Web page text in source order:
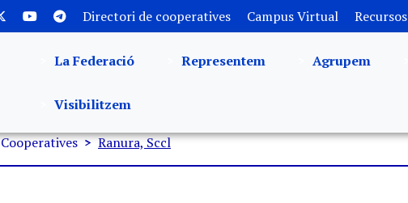
Directori de cooperatives Campus Virtual Recursos
La Federació Representem Agrupem
Visibilitzem
Cooperatives Ranura, Sccl